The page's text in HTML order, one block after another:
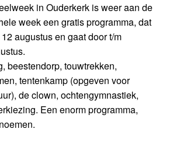
in Ouderkerk is weer aan de
week een gratis programma, dat
augustus en gaat door t/m
beestendorp, touwtrekken,
tentenkamp (opgeven voor
de clown, ochtengymnastiek,
Een enorm programma,